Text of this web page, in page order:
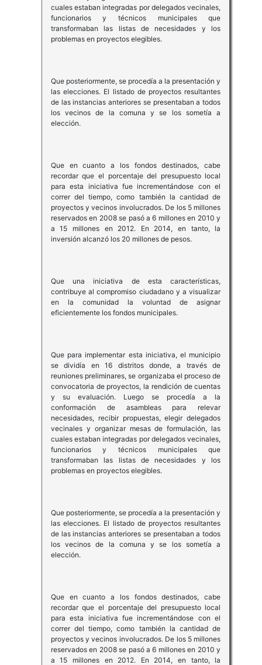
cuales estaban integradas por delegados vecinales,
funcionarios y técnicos municipales que
transformaban las listas de necesidades y los
problemas en proyectos elegibles.
Que posteriormente, se procedía a la presentación y
las elecciones. El listado de proyectos resultantes
de las instancias anteriores se presentaban a todos
los vecinos de la comuna y se los sometía a
elección.
Que en cuanto a los fondos destinados, cabe
recordar que el porcentaje del presupuesto local
para esta iniciativa fue incrementándose con el
correr del tiempo, como también la cantidad de
proyectos y vecinos involucrados. De los 5 millones
reservados en 2008 se pasó a 6 millones en 2010 y
a 15 millones en 2012. En 2014, en tanto, la
inversión alcanzó los 20 millones de pesos.
Que una iniciativa de esta características,
contribuye al compromiso ciudadano y a visualizar
en la comunidad la voluntad de asignar
eficientemente los fondos municipales.
Que para implementar esta iniciativa, el municipio
se dividía en 16 distritos donde, a través de
reuniones preliminares, se organizaba el proceso de
convocatoria de proyectos, la rendición de cuentas
y su evaluación. Luego se procedía a la
conformación de asambleas para relevar
necesidades, recibir propuestas, elegir delegados
vecinales y organizar mesas de formulación, las
cuales estaban integradas por delegados vecinales,
funcionarios y técnicos municipales que
transformaban las listas de necesidades y los
problemas en proyectos elegibles.
Que posteriormente, se procedía a la presentación y
las elecciones. El listado de proyectos resultantes
de las instancias anteriores se presentaban a todos
los vecinos de la comuna y se los sometía a
elección.
Que en cuanto a los fondos destinados, cabe
recordar que el porcentaje del presupuesto local
para esta iniciativa fue incrementándose con el
correr del tiempo, como también la cantidad de
proyectos y vecinos involucrados. De los 5 millones
reservados en 2008 se pasó a 6 millones en 2010 y
a 15 millones en 2012. En 2014, en tanto, la